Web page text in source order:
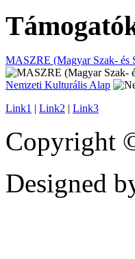
MASZRE (Magyar Szak- és
Nemzeti Kulturális Alap
Link1 | Link2 | Link3
Copyright
Designed